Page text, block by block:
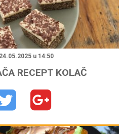
"
u 14:50
RECEPT KOLAČ